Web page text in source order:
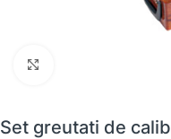
Set greutati de